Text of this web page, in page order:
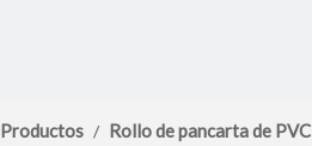
Productos / Rollo de pancarta de PVC